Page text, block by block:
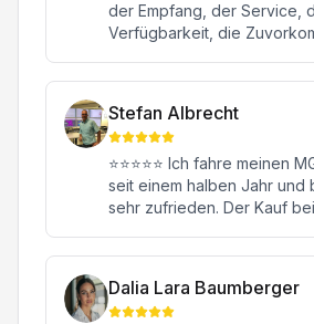
der Empfang, der Service,
Verfügbarkeit, die
Stefan Albrecht
⭐⭐⭐⭐⭐ Ich fahre meinen MG ZS Hybrid nun
seit einem halben Jahr und
sehr zufrieden. Der Kauf
Ende eine rundum positive
Verkaufsberater Herrn
mich kompetent, ehrlich
Dalia Lara Baumberger